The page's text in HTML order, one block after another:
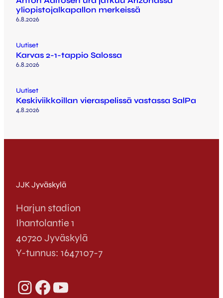
yliopistojalkapallon merkeissä
6.8.2026
Uutiset
Karvas 2-1-tappio Salossa
6.8.2026
Uutiset
Keskiviikkoillan vieraspelissä vastassa SalPa
4.8.2026
JJK Jyväskylä
Harjun stadion
Ihantolantie 1
40720 Jyväskylä
Y-tunnus: 1647107-7
InstagramFacebook YouTube